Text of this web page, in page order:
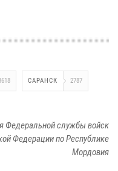
САРАНСК 2787
Федеральной службы войск
Федерации по Республике
Мордовия